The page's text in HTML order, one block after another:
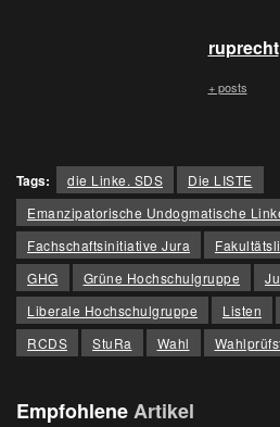
ruprecht
+ posts
Tags: die Linke. SDS
Die LISTE
Emanzipatorische Undogmatische
Fachschaftsinitiative Jura
GHG
Grüne Hochschulgruppe
Liberale Hochschulgruppe
Listen
RCDS
StuRa Wahl
EmpfohleneArtikel